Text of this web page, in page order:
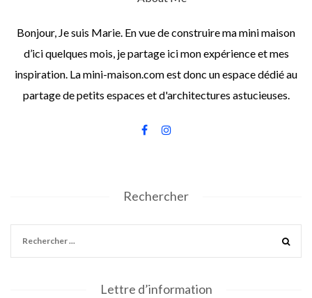
Bonjour, Je suis Marie. En vue de construire ma mini maison
d’ici quelques mois, je partage ici mon expérience et mes
inspiration. La mini-maison.com est donc un espace dédié au
partage de petits espaces et d'architectures astucieuses.
Rechercher
Lettre d’information